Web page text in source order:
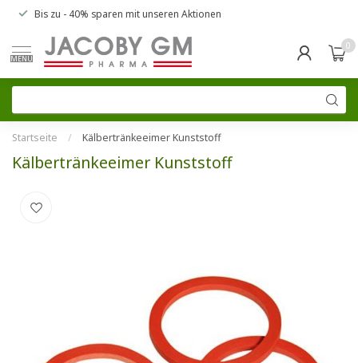
Bis zu - 40% sparen mit unseren Aktionen
MENU
0
Startseite / Kälbertränkeeimer Kunststoff
Kälbertränkeeimer Kunststoff